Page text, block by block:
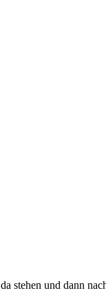
stehen und dann